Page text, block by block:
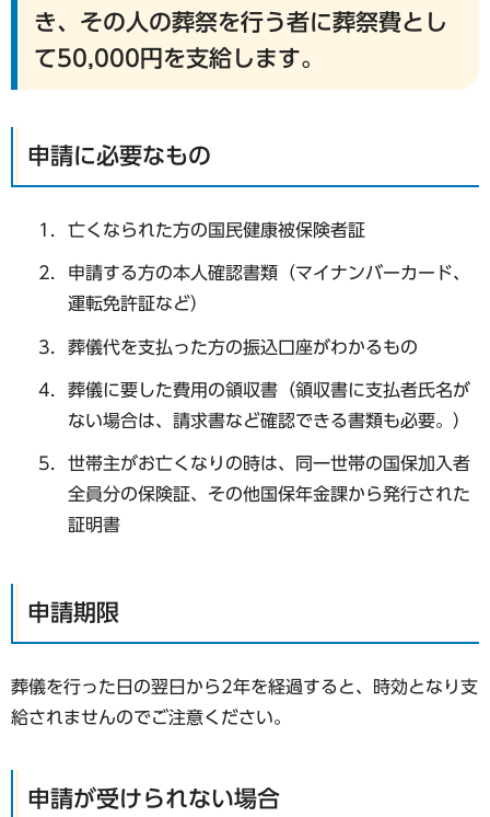
き、その人の葬祭を行う者に葬祭費とし
て50,000円を支給します。
申請に必要なもの
亡くなられた方の国民健康被保険者証
申請する方の本人確認書類（マイナンバーカード、
運転免許証など）
葬儀代を支払った方の振込口座がわかるもの
葬儀に要した費用の領収書（領収書に支払者氏名が
ない場合は、請求書など確認できる書類も必要。）
世帯主がお亡くなりの時は、同一世帯の国保加入者
全員分の保険証、その他国保年金課から発行された
証明書
申請期限
葬儀を行った日の翌日から2年を経過すると、時効となり支
給されませんのでご注意ください。
申請が受けられない場合